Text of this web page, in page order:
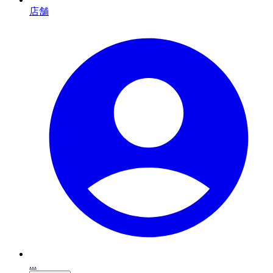
店舗
...